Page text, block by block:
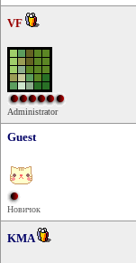
VF
Administrator
Guest
Новичок
KMA